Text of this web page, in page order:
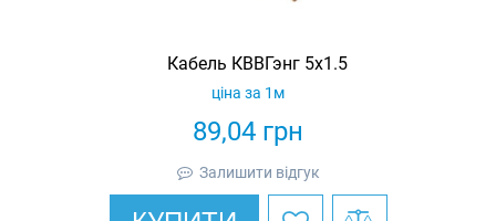
Кабель КВВГэнг 5х1.5
89,04 грн
ціна за 1м
Залишити відгук